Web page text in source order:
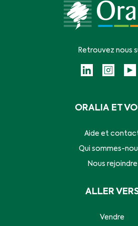
ORALIA ET
Aide et
Qui sommes-
Nous rejoindre
ALLER
Vendre
Retrouvez nous